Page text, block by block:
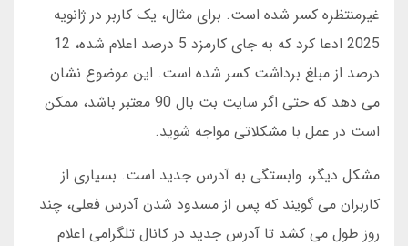
غیرمنتظره کسر شده است. برای مثال، یک کاربر در ژانویه
2025 ادعا کرد که به جای کارمزد 5 درصد اعلام شده، 12
درصد از مبلغ برداشت کسر شده است. این موضوع نشان
می دهد که حتی اگر سایت بت بال 90 معتبر باشد، ممکن
است در عمل با مشکلاتی مواجه شوید.
مشکل دیگر، وابستگی به آدرس جدید است. بسیاری از
کاربران می گویند که پس از مسدود شدن آدرس فعلی، چند
روز طول می کشد تا آدرس جدید در کانال تلگرامی اعلام